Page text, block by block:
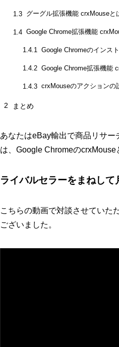
1.3 グーグル拡張機能 crxMouseと
1.4 Google Chrome拡張機能
1.4.1 Google Chromeのインス
1.4.2 Google Chrome拡張機能
1.4.3 crxMouseのアクションの
2 まとめ
あなたはeBay輸出で商品リサ
は、Google Chromeの
ライバルセラーをまねして
こちらの動画で対談させていた
ございました。